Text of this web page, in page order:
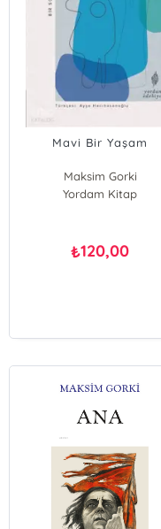
Mavi Bir Yaşam
Maksim Gorki
Yordam Kitap
₺120,00